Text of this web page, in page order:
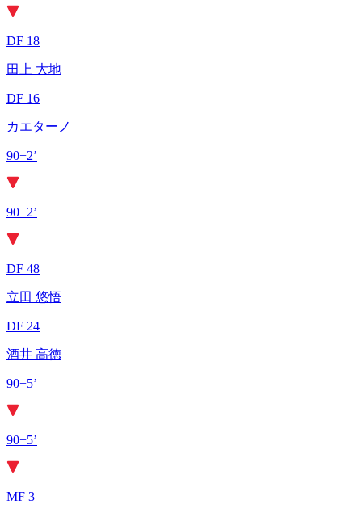
DF 18
田上 大地
DF 16
カエターノ
90+2’
90+2’
DF 48
立田 悠悟
DF 24
酒井 高徳
90+5’
90+5’
MF 3